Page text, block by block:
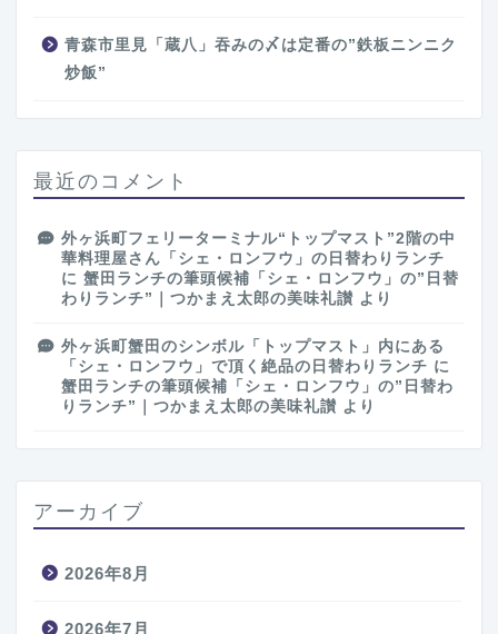
青森市里見「蔵八」吞みの〆は定番の”鉄板ニンニク
炒飯”
最近のコメント
外ヶ浜町フェリーターミナル“トップマスト”2階の中
華料理屋さん「シェ・ロンフウ」の日替わりランチ
に 蟹田ランチの筆頭候補「シェ・ロンフウ」の”日替
わりランチ”｜つかまえ太郎の美味礼讃 より
外ヶ浜町蟹田のシンボル「トップマスト」内にある
「シェ・ロンフウ」で頂く絶品の日替わりランチ に
蟹田ランチの筆頭候補「シェ・ロンフウ」の”日替わ
りランチ”｜つかまえ太郎の美味礼讃 より
アーカイブ
2026年8月
2026年7月